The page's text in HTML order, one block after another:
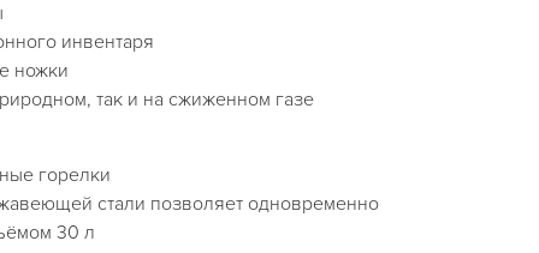
инвентаря
ножки
так и на сжиженном газе
горелки
стали позволяет одновременно
30 л